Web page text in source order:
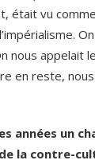
était vu
nous appelait
en reste,
années un
la contre-